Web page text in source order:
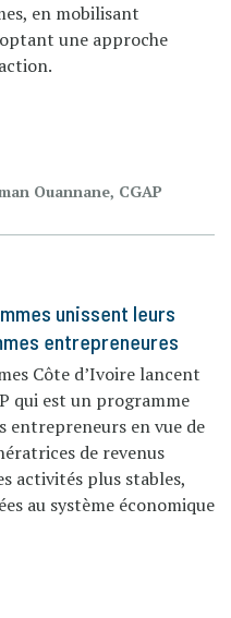
en mobilisant
une approche
Ouannane, CGAP
unissent leurs
entrepreneures
Côte d’Ivoire lancent
qui est un programme
entrepreneurs en vue de
de revenus
activités plus stables,
au système économique